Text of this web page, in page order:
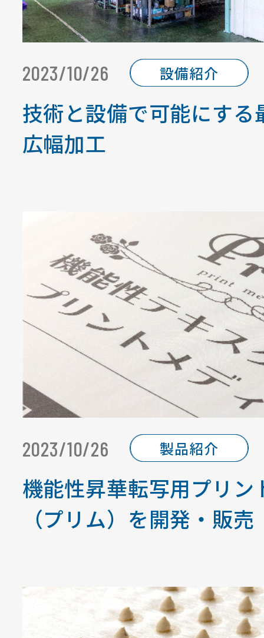
2023/10/26 設備紹介
技術と設備で可能にす
広幅加工
2023/10/26 製品紹介
機能性昇華転写用プリ
（プリム）を開発・販売